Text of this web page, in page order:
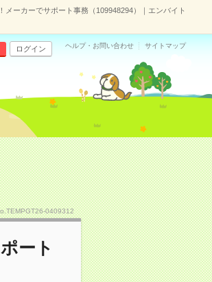
メーカーでサポート事務（109948294）｜エンバイト
ログイン ヘルプ・お問い合わせ サイトマップ
0409312
ート